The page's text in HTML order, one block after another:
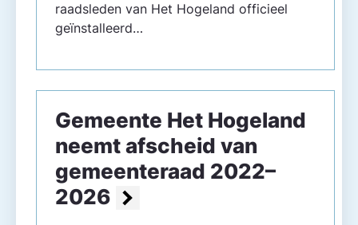
raadsleden van Het Hogeland officieel
geïnstalleerd…
Gemeente Het Hogeland
neemt afscheid van
gemeente­raad 2022–
2026